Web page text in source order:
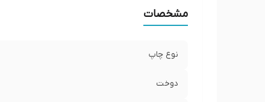
مشخصات
نوع چاپ
دوخت